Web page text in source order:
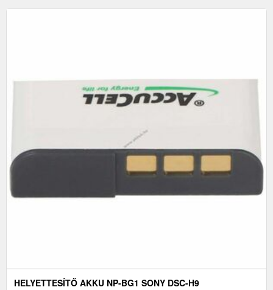
HELYETTESÍTŐ AKKU NP-BG1 SONY DSC-H9